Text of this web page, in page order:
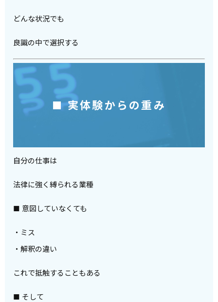
どんな状況でも
良識の中で選択する
■ 実体験からの重み
自分の仕事は
法律に強く縛られる業種
■ 意図していなくても
・ミス
・解釈の違い
これで抵触することもある
■ そして